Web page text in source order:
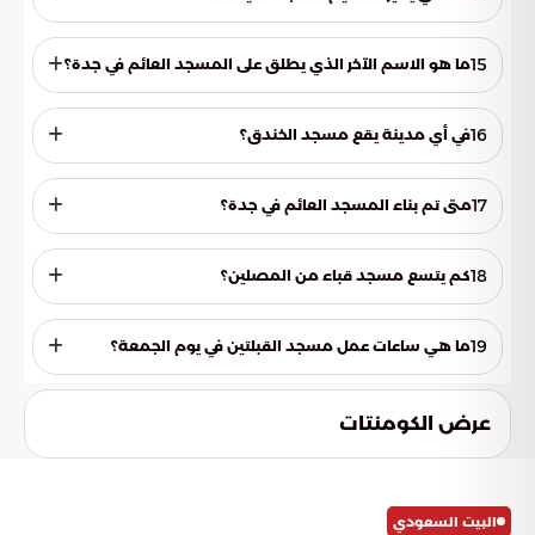
والمسعى.
سلالم حلزونية يبلغ ارتفاعها 62 متراً.15ما هو الاسم الآخر الذي يطلق على المسجد العائم في جدة؟
الزهراء.16في أي مدينة يقع مسجد الخندق؟
17متى تم بناء المسجد العائم في جدة؟
18كم يتسع مسجد قباء من المصلين؟
19ما هي ساعات عمل مسجد القبلتين في يوم الجمعة؟
عرض الكومنتات
البيت السعودي